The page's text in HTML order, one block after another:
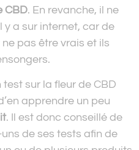
CBD. En revanche, il ne
y a sur internet, car de
pas être vrais et ils
test sur la fleur de CBD
apprendre un peu
. Il est donc conseillé de
de ses tests afin de